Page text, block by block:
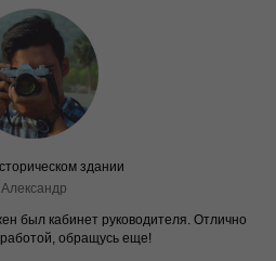
здании
Александр
был кабинет руководителя. Отлично
обращусь еще!